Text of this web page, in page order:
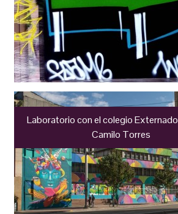
Laboratorio con el colegio
Camilo Torres